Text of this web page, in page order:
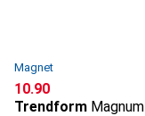
Magnet
CHF
10.90
Trendform Magnum